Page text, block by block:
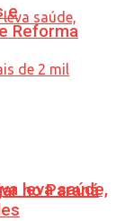
leva saúde,
e
Reforma
no Paraná